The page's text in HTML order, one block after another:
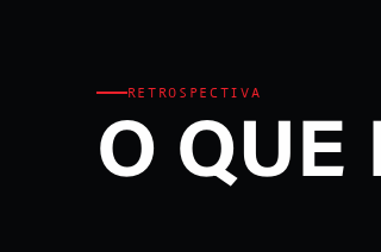
RETROSPECTIVA
O QUE